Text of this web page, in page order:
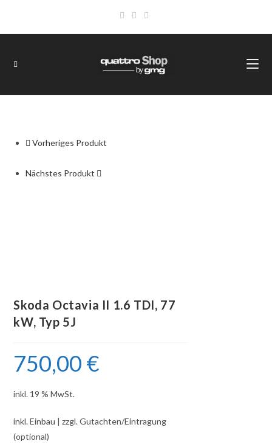
Vorheriges Produkt
Nächstes Produkt
Skoda Octavia II 1.6 TDI, 77
kW, Typ 5J
750,00 €
inkl. 19 % MwSt.
inkl. Einbau | zzgl. Gutachten/Eintragung
(optional)